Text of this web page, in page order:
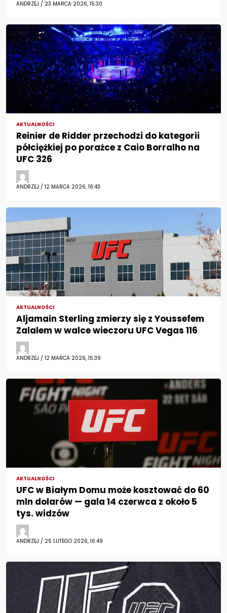
ANDRZEJ / 23 MARCA 2026, 15:30
AKTUALNOŚCI
Reinier de Ridder przechodzi do kategorii
półciężkiej po porażce z Caio Borralho na
UFC 326
ANDRZEJ / 12 MARCA 2026, 16:43
AKTUALNOŚCI
Aljamain Sterling zmierzy się z Youssefem
Zalalem w walce wieczoru UFC Vegas 116
ANDRZEJ / 12 MARCA 2026, 15:39
AKTUALNOŚCI
UFC w Białym Domu może kosztować do 60
mln dolarów — gala 14 czerwca z około 5
tys. widzów
ANDRZEJ / 25 LUTEGO 2026, 16:49